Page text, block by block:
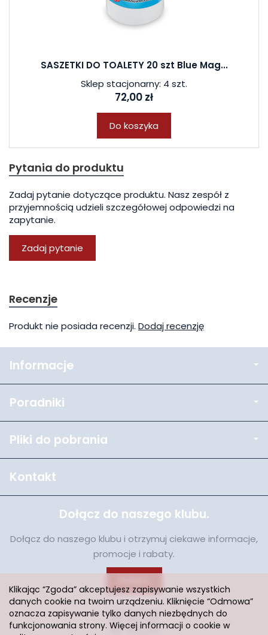
SASZETKI DO TOALETY 20 szt Blue Mag...
Sklep stacjonarny: 4 szt.
72,00 zł
Do koszyka
Pytania do produktu
Zadaj pytanie dotyczące produktu. Nasz zespół z
przyjemnością udzieli szczegółowej odpowiedzi na
zapytanie.
Zadaj pytanie
Recenzje
Produkt nie posiada recenzji. Dodaj recenzję
Informacje
Poradniki
Pliki do pobrania
Kontakt
Dołącz do naszego klubu.
Dołącz do naszego klubu i otrzymuj ciekawe informacje,
promocje i rabaty.
Klikając “Zgoda” akceptujesz zapisywanie wszystkich
danych cookie na twoim urządzeniu. Kliknięcie “Odmowa”
oznacza zapisywanie tylko danych niezbędnych do
funkcjonowania strony. Więcej informacji o cookie w